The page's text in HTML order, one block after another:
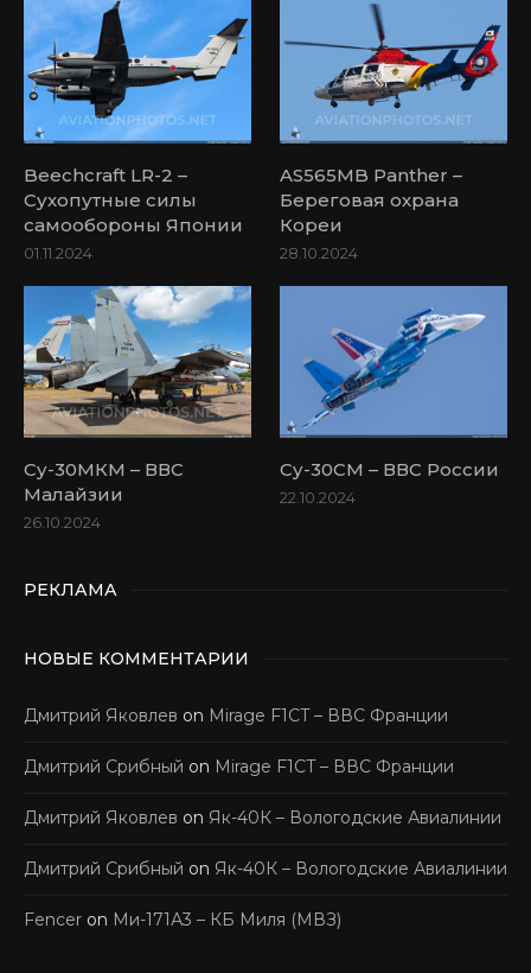
Beechcraft LR-2 –
Сухопутные силы
самообороны Японии
01.11.2024
AS565MB Panther –
Береговая охрана
Кореи
28.10.2024
Су-30МКМ – ВВС
Малайзии
26.10.2024
Су-30СМ – ВВС России
22.10.2024
РЕКЛАМА
НОВЫЕ КОММЕНТАРИИ
Дмитрий Яковлев on Mirage F1CT – ВВС Франции
Дмитрий Срибный on Mirage F1CT – ВВС Франции
Дмитрий Яковлев on Як-40К – Вологодские Авиалинии
Дмитрий Срибный on Як-40К – Вологодские Авиалинии
Fencer on Ми-171А3 – КБ Миля (МВЗ)